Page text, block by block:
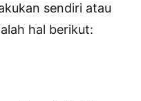
sendiri atau
hal berikut: